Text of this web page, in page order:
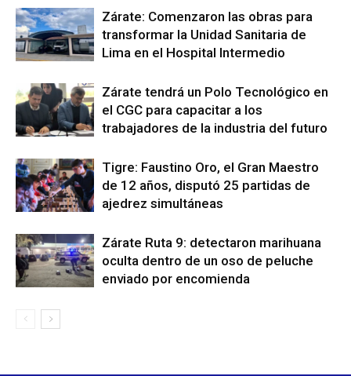
Zárate: Comenzaron las obras para
transformar la Unidad Sanitaria de
Lima en el Hospital Intermedio
Zárate tendrá un Polo Tecnológico en
el CGC para capacitar a los
trabajadores de la industria del futuro
Tigre: Faustino Oro, el Gran Maestro
de 12 años, disputó 25 partidas de
ajedrez simultáneas
Zárate Ruta 9: detectaron marihuana
oculta dentro de un oso de peluche
enviado por encomienda